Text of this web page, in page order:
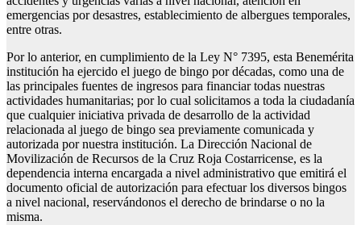
emergencias por desastres, establecimiento de albergues temporales,
entre otras.
Por lo anterior, en cumplimiento de la Ley N° 7395, esta Benemérita
institución ha ejercido el juego de bingo por décadas, como una de
las principales fuentes de ingresos para financiar todas nuestras
actividades humanitarias; por lo cual solicitamos a toda la ciudadanía
que cualquier iniciativa privada de desarrollo de la actividad
relacionada al juego de bingo sea previamente comunicada y
autorizada por nuestra institución. La Dirección Nacional de
Movilización de Recursos de la Cruz Roja Costarricense, es la
dependencia interna encargada a nivel administrativo que emitirá el
documento oficial de autorización para efectuar los diversos bingos
a nivel nacional, reservándonos el derecho de brindarse o no la
misma.